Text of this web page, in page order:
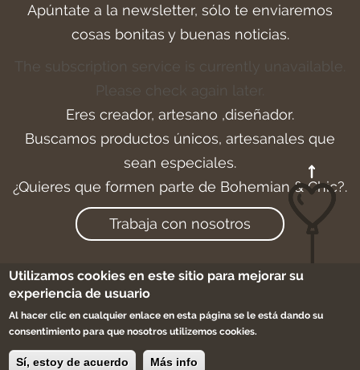
Apúntate a la newsletter, sólo te enviaremos
cosas bonitas y buenas noticias.
The subscription service is currently unavailable.
Please check again later.
Eres creador, artesano ,diseñador.
Buscamos productos únicos, artesanales que
sean especiales.
¿Quieres que formen parte de Bohemian & Chic?.
Trabaja con nosotros
Aviso legal-Cookies
-Sitemap
©2017 bohemian & chic
Utilizamos cookies en este sitio para mejorar su
experiencia de usuario
Al hacer clic en cualquier enlace en esta página se le está dando su
consentimiento para que nosotros utilizemos cookies.
Sí, estoy de acuerdo Más info